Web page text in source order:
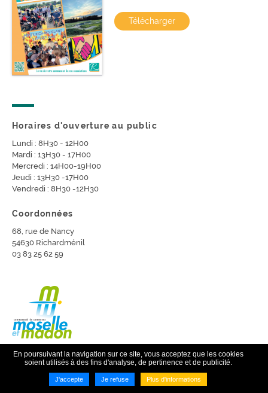
Télécharger
Horaires d'ouverture au public
Lundi : 8H30 - 12H00
Mardi : 13H30 - 17H00
Mercredi : 14H00-19H00
Jeudi : 13H30 -17H00
Vendredi : 8H30 -12H30
Coordonnées
68, rue de Nancy
54630 Richardménil
03 83 25 62 59
Imaginé parNEFTIS - CMS :Flexit©
En poursuivant la navigation sur ce site, vous acceptez que les cookies
soient utilisés à des fins d'analyse, de pertinence et de publicité.
J'accepte Je refuse Plus d'informations